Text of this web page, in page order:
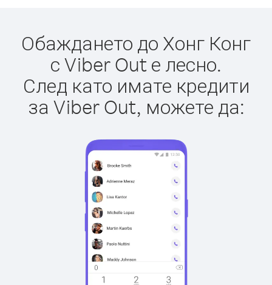
Обаждането до Хонг Конг
с Viber Out е лесно.
След като имате кредити
за Viber Out, можете да: